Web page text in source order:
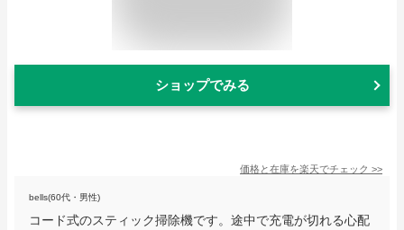
ショップでみる
価格と在庫を楽天でチェック >>
bells(60代・男性)
コード式のスティック掃除機です。途中で充電が切れる心配